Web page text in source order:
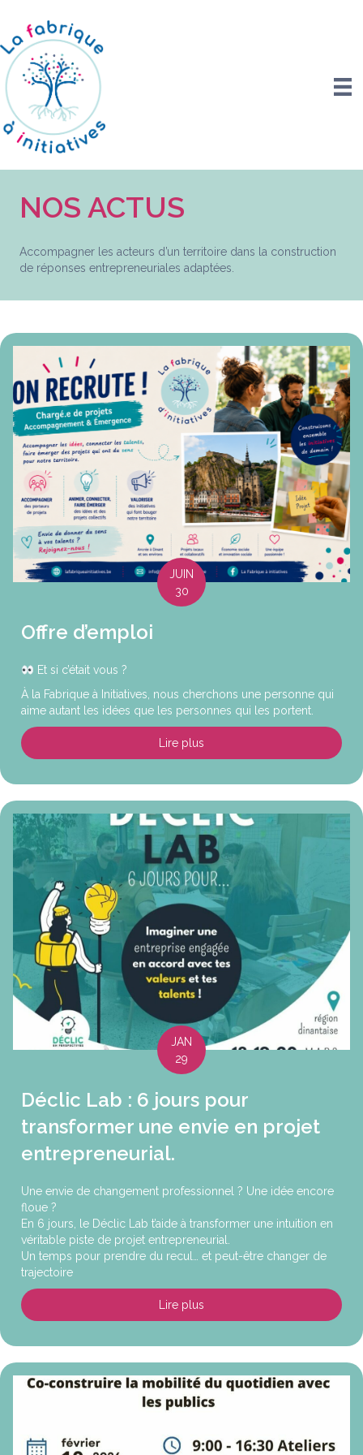
NOS ACTUS
Accompagner les acteurs d’un territoire dans la construction
de réponses entrepreneuriales adaptées.
JUIN
30
Offre d’emploi
Et si c’était vous ?
À la Fabrique à Initiatives, nous cherchons une personne qui
aime autant les idées que les personnes qui les portent.
Lire plus
JAN
29
Déclic Lab : 6 jours pour
transformer une envie en projet
entrepreneurial.
Une envie de changement professionnel ? Une idée encore
floue ?
En 6 jours, le Déclic Lab t’aide à transformer une intuition en
véritable piste de projet entrepreneurial.
Un temps pour prendre du recul… et peut-être changer de
trajectoire
Lire plus about Déclic Lab : 6 jours